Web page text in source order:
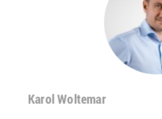
Karol Woltemar